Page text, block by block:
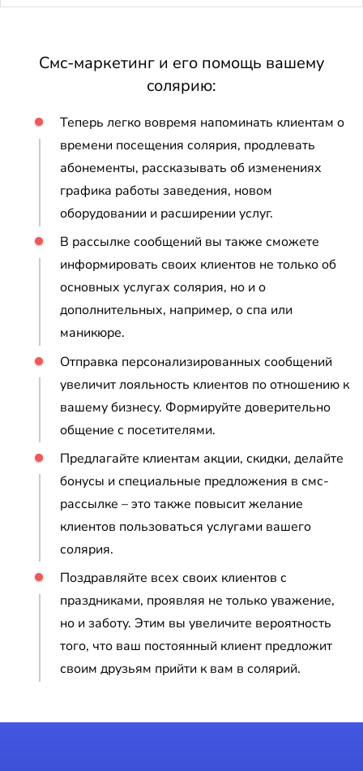
Смс-маркетинг и его помощь вашему
солярию:
Теперь легко вовремя напоминать клиентам о
времени посещения солярия, продлевать
абонементы, рассказывать об изменениях
графика работы заведения, новом
оборудовании и расширении услуг.
В рассылке сообщений вы также сможете
информировать своих клиентов не только об
основных услугах солярия, но и о
дополнительных, например, о спа или
маникюре.
Отправка персонализированных сообщений
увеличит лояльность клиентов по отношению к
вашему бизнесу. Формируйте доверительно
общение с посетителями.
Предлагайте клиентам акции, скидки, делайте
бонусы и специальные предложения в смс-
рассылке – это также повысит желание
клиентов пользоваться услугами вашего
солярия.
Поздравляйте всех своих клиентов с
праздниками, проявляя не только уважение,
но и заботу. Этим вы увеличите вероятность
того, что ваш постоянный клиент предложит
своим друзьям прийти к вам в солярий.